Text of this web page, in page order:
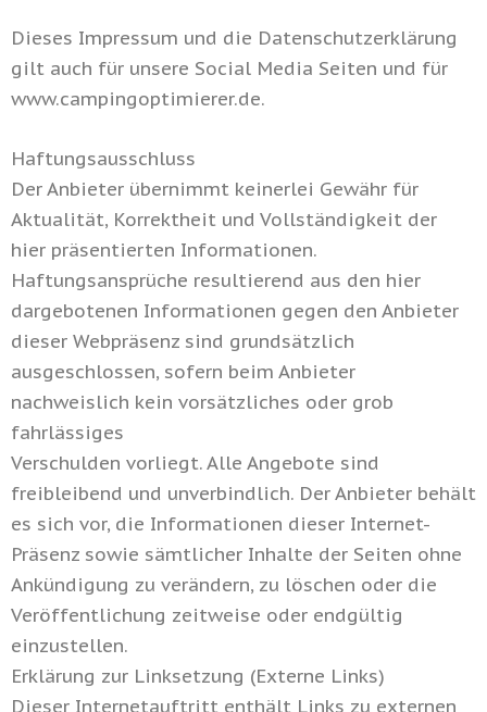
Dieses Impressum und die Datenschutzerklärung
gilt auch für unsere Social Media Seiten und für
www.campingoptimierer.de.
Haftungsausschluss
Der Anbieter übernimmt keinerlei Gewähr für
Aktualität, Korrektheit und Vollständigkeit der
hier präsentierten Informationen.
Haftungsansprüche resultierend aus den hier
dargebotenen Informationen gegen den Anbieter
dieser Webpräsenz sind grundsätzlich
ausgeschlossen, sofern beim Anbieter
nachweislich kein vorsätzliches oder grob
fahrlässiges
Verschulden vorliegt. Alle Angebote sind
freibleibend und unverbindlich. Der Anbieter behält
es sich vor, die Informationen dieser Internet-
Präsenz sowie sämtlicher Inhalte der Seiten ohne
Ankündigung zu verändern, zu löschen oder die
Veröffentlichung zeitweise oder endgültig
einzustellen.
Erklärung zur Linksetzung (Externe Links)
Dieser Internetauftritt enthält Links zu externen